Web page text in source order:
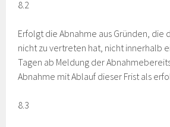
8.2
Erfolgt die Abnahme aus Gründen, die
nicht zu vertreten hat, nicht innerhalb
Tagen ab Meldung der
Abnahme mit Ablauf dieser Frist als
8.3